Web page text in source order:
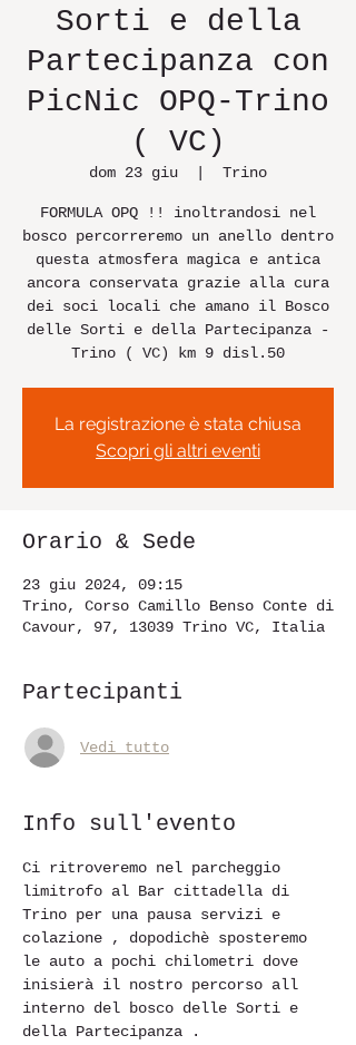
Sorti e della
Partecipanza con
PicNic OPQ-Trino
( VC)
dom 23 giu Trino
FORMULA OPQ !! inoltrandosi nel
bosco percorreremo un anello dentro
questa atmosfera magica e antica
ancora conservata grazie alla cura
dei soci locali che amano il Bosco
delle Sorti e della Partecipanza -
Trino ( VC) km 9 disl.50
La registrazione è stata chiusa
Scopri gli altri eventi
Orario & Sede
23 giu 2024, 09:15
Trino, Corso Camillo Benso Conte di
Cavour, 97, 13039 Trino VC, Italia
Partecipanti
Vedi tutto
Info sull'evento
Ci ritroveremo nel parcheggio
limitrofo al Bar cittadella di
Trino per una pausa servizi e
colazione , dopodichè sposteremo
le auto a pochi chilometri dove
inisierà il nostro percorso all
interno del bosco delle Sorti e
della Partecipanza .